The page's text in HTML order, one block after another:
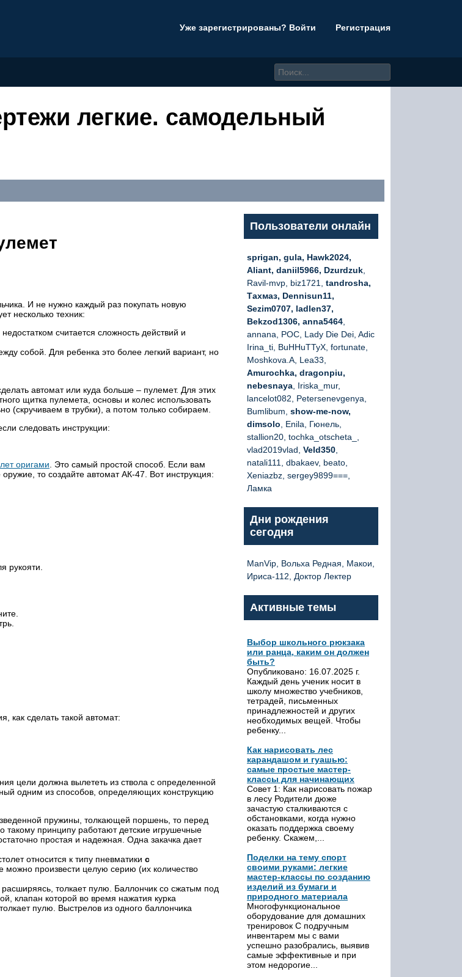
Уже зарегистрированы? Войти Регистрация
легкие. самодельный
И не нужно каждый раз покупать новую
несколько техник:
считается сложность действий и
собой. Для ребенка это более легкий вариант, но
автомат или куда больше – пулемет. Для этих
щитка пулемета, основы и колес использовать
(скручиваем в трубки), а потом только собираем.
следовать инструкции:
оригами . Это самый простой способ. Если вам
то создайте автомат АК-47. Вот инструкция:
рукояти.
как сделать такой автомат:
цели должна вылететь из ствола с определенной
одним из способов, определяющих конструкцию
пружины, толкающей поршень, то перед
такому принципу работают детские игрушечные
простая и надежная. Одна закачка дает
относится к типу пневматики с
можно произвести целую серию (их количество
расширяясь, толкает пулю. Баллончик со сжатым под
клапан которой во время нажатия курка
пулю. Выстрелов из одного баллончика
Пользователи онлайн
sprigan, gula, Hawk2024,
Aliant, daniil5966, Dzurdzuk
Ravil-mvp, biz1721, tandrosha,
Тахмаз, Dennisun11,
Sezim0707, ladlen37,
Bekzod1306, anna5464
annana, РОС, Lady Die Dei, Adic
Irina_ti, BuHHuTTyX, fortunate,
Moshkova.A, Lea33,
Amurochka, dragonpiu,
nebesnaya , Iriska_mur,
lancelot082, Petersenevgenya,
Bumlibum, show-me-now,
dimsolo , Enila, Гюнель,
stallion20, tochka_otscheta_,
vlad2019vlad, Veld350
natali111, dbakaev, beato,
Xeniazbz, sergey9899===,
Ламка
Дни рождения
сегодня
ManVip, Вольха Редная, Макои,
Ириса-112, Доктор Лектер
Активные темы
Выбор школьного рюкзака
или ранца, каким он должен
быть?
Опубликовано: 16.07.2025 г.
Каждый день ученик носит в
школу множество учебников,
тетрадей, письменных
принадлежностей и других
необходимых вещей. Чтобы
ребенку...
Как нарисовать лес
карандашом и гуашью:
самые простые мастер-
классы для начинающих
Совет 1: Как нарисовать пожар
в лесу Родители дюже
зачастую сталкиваются с
обстановками, когда нужно
оказать поддержка своему
ребенку. Скажем,...
Поделки на тему спорт
своими руками: легкие
мастер-классы по созданию
изделий из бумаги и
природного материала
Многофункциональное
оборудование для домашних
тренировок С подручным
инвентарем мы с вами
успешно разобрались, выявив
самые эффективные и при
этом недорогие...